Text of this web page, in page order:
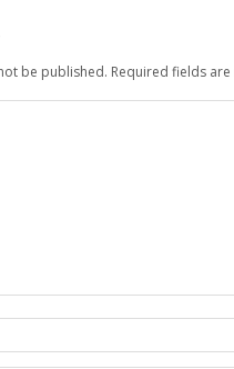
be published. Required fields